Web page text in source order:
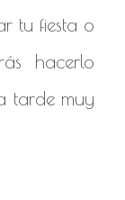
tu fiesta o
hacerlo
tarde muy